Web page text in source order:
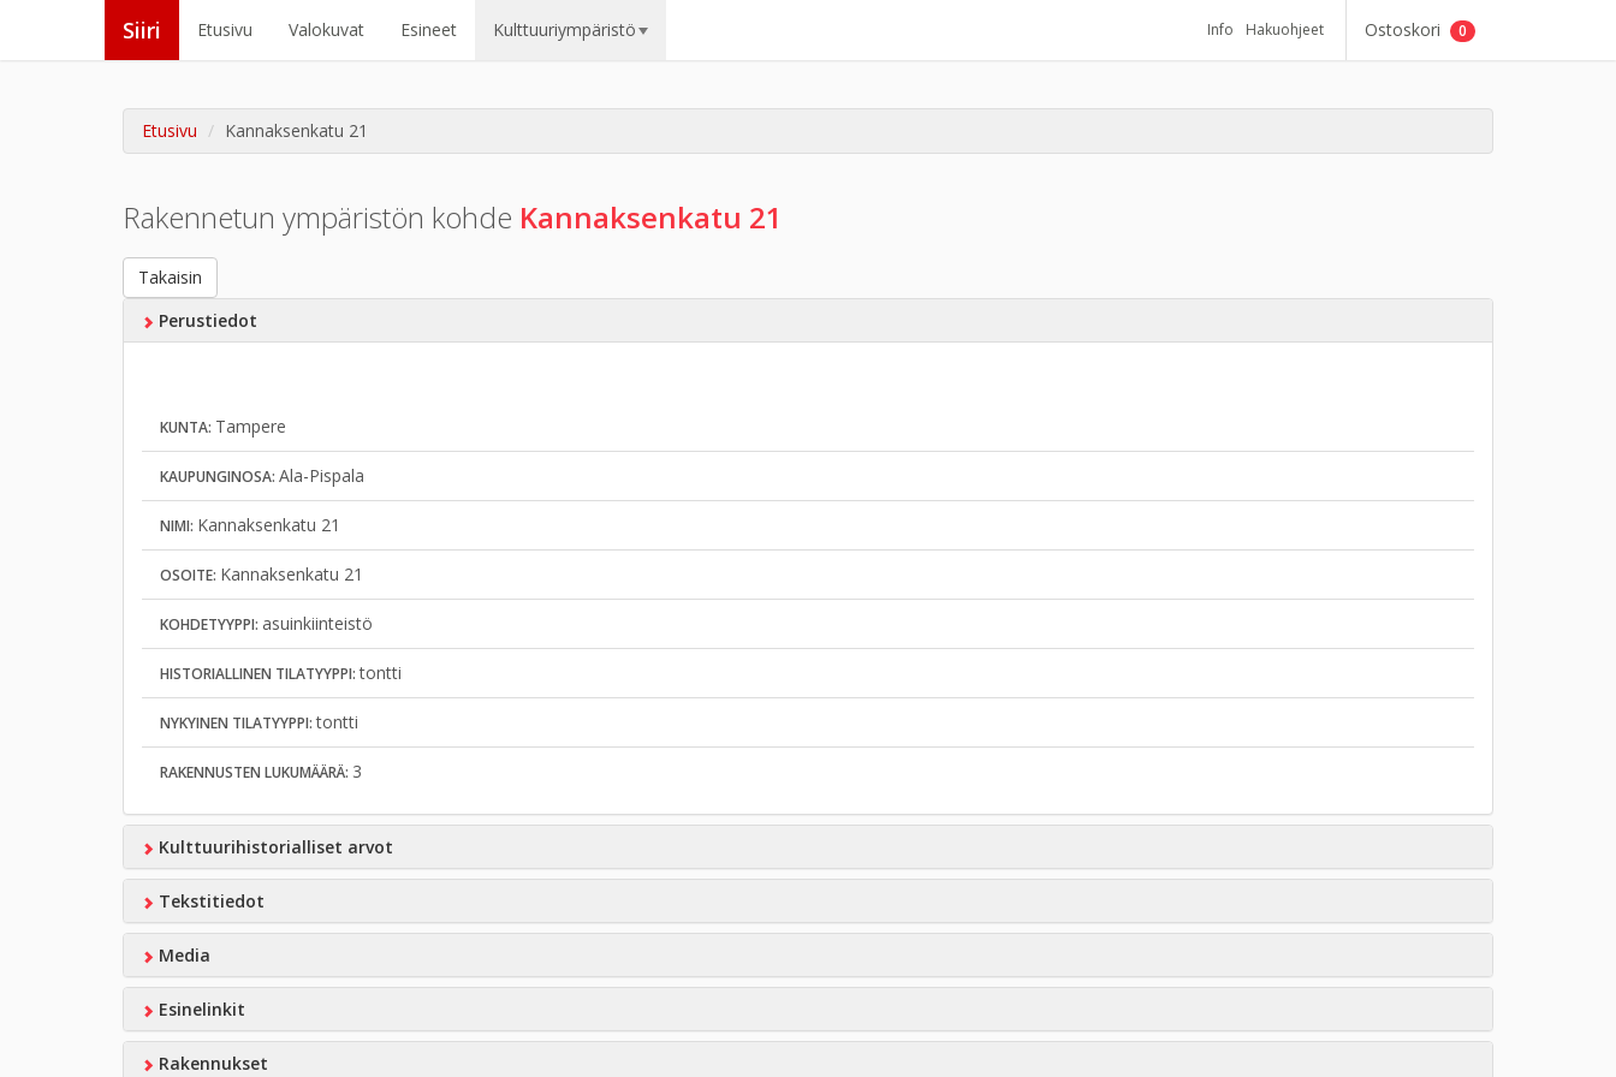
Siiri Etusivu Valokuvat Esineet Kulttuuriympäristö Info Hakuohjeet Ostoskori 0
Etusivu Kannaksenkatu 21
Rakennetun ympäristön kohde Kannaksenkatu 21
Takaisin
Perustiedot
KUNTA: Tampere
KAUPUNGINOSA: Ala-Pispala
NIMI: Kannaksenkatu 21
OSOITE: Kannaksenkatu 21
KOHDETYYPPI: asuinkiinteistö
HISTORIALLINEN TILATYYPPI:tontti
NYKYINEN TILATYYPPI:tontti
RAKENNUSTEN LUKUMÄÄRÄ: 3
Kulttuurihistorialliset arvot
Tekstitiedot
Media
Esinelinkit
Rakennukset